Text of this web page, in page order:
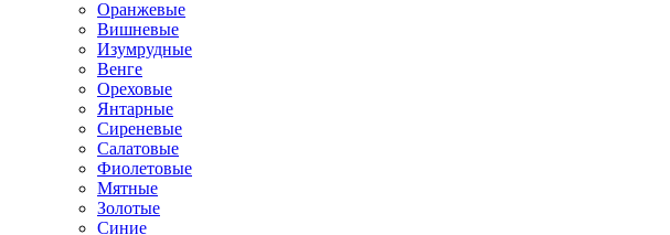
Оранжевые
Вишневые
Изумрудные
Венге
Ореховые
Янтарные
Сиреневые
Салатовые
Фиолетовые
Мятные
Золотые
Синие